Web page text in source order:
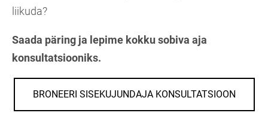
liikuda?
Saada päring ja lepime kokku sobiva aja
konsultatsiooniks.
BRONEERI SISEKUJUNDAJA KONSULTATSIOON